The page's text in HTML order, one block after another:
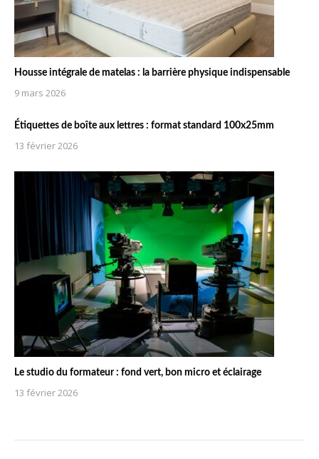
Housse intégrale de matelas : la barrière physique indispensable
9 mars 2026
Étiquettes de boîte aux lettres : format standard 100x25mm
13 février 2026
Le studio du formateur : fond vert, bon micro et éclairage
13 février 2026